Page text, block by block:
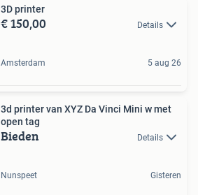
3D printer
€ 150,00 Details
Amsterdam 5 aug 26
3d printer van XYZ Da Vinci Mini w met
open tag
Bieden Details
Nunspeet Gisteren